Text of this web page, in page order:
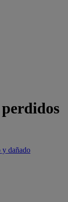
y dañado